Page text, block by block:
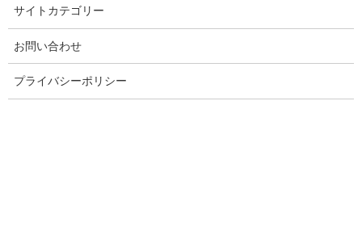
Threads
サイトカテゴリー
お問い合わせ
プライバシーポリシー